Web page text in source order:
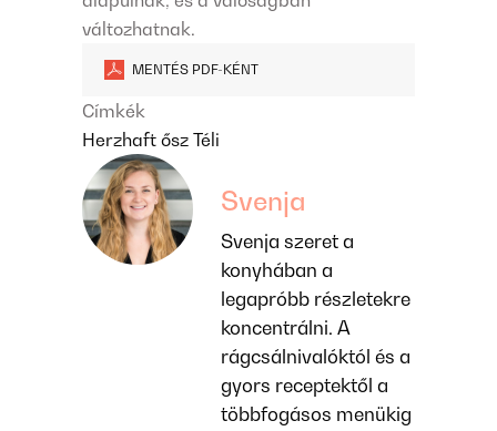
változhatnak.
MENTÉS PDF-KÉNT
Címkék
Herzhaft ősz Téli
Svenja
Svenja szeret a
konyhában a
legapróbb részletekre
koncentrálni. A
rágcsálnivalóktól és a
gyors receptektől a
többfogásos menükig